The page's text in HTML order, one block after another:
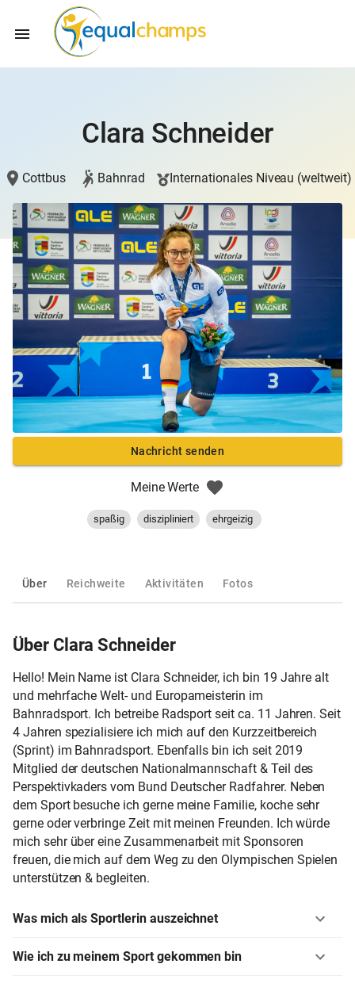
Clara Schneider
Cottbus Bahnrad Internationales Niveau (weltweit)
Nachricht senden
Meine Werte
spaßig diszipliniert ehrgeizig
Über Reichweite Aktivitäten Fotos
Über Clara Schneider
Hello! Mein Name ist Clara Schneider, ich bin 19 Jahre alt
und mehrfache Welt- und Europameisterin im
Bahnradsport. Ich betreibe Radsport seit ca. 11 Jahren. Seit
4 Jahren spezialisiere ich mich auf den Kurzzeitbereich
(Sprint) im Bahnradsport. Ebenfalls bin ich seit 2019
Mitglied der deutschen Nationalmannschaft & Teil des
Perspektivkaders vom Bund Deutscher Radfahrer. Neben
dem Sport besuche ich gerne meine Familie, koche sehr
gerne oder verbringe Zeit mit meinen Freunden. Ich würde
mich sehr über eine Zusammenarbeit mit Sponsoren
freuen, die mich auf dem Weg zu den Olympischen Spielen
unterstützen & begleiten.
Was mich als Sportlerin auszeichnet
Wie ich zu meinem Sport gekommen bin